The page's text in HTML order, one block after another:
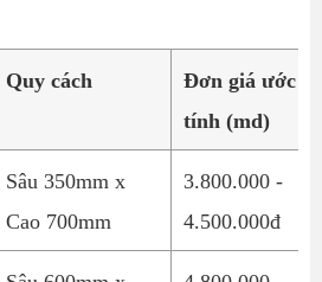
Quy cách
Đơn giá ước
tính (md)
Sâu 350mm x
Cao 700mm
3.800.000 -
4.500.000đ